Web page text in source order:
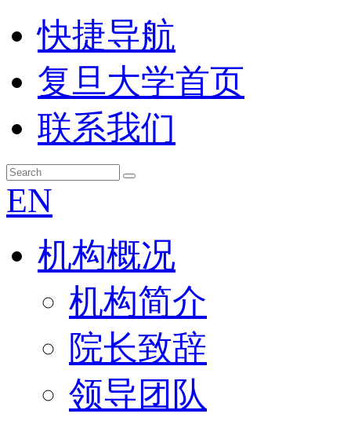
快捷导航
复旦大学首页
联系我们
EN
机构概况
机构简介
院长致辞
领导团队